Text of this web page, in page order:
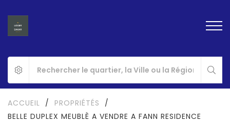
ACCUEIL / PROPRIÉTÉS
/
BELLE DUPLEX MEUBLÈ A VENDRE A FANN RESIDENCE